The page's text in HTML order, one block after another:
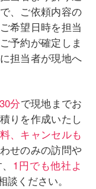
、ご依頼内容の
希望日時を担当
予約が確定しま
担当者が現地へ
分で現地までお
りを作成いたし
、キャンセルも
せのみの訪問や
1円でも他社よ
談ください。